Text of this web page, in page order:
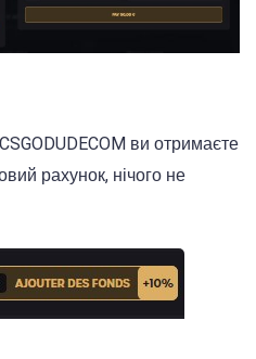
ви отримаєте
рахунок, нічого не